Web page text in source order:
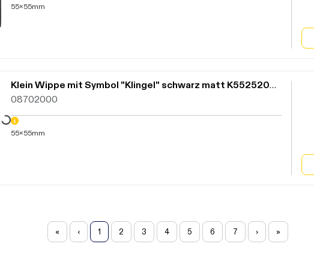
55x55mm
Klein Wippe mit Symbol "Klingel" schwarz matt K552520KL/85BB
08702000
Daten werden geladen. Bitte warten...
55x55mm
« ‹ 1 2 3 4 5 6 7 › »